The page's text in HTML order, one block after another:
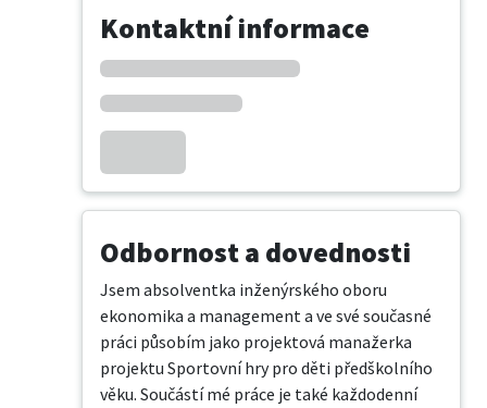
Kontaktní informace
Odbornost a dovednosti
Jsem absolventka inženýrského oboru
ekonomika a management a ve své současné
práci působím jako projektová manažerka
projektu Sportovní hry pro děti předškolního
věku. Součástí mé práce je také každodenní